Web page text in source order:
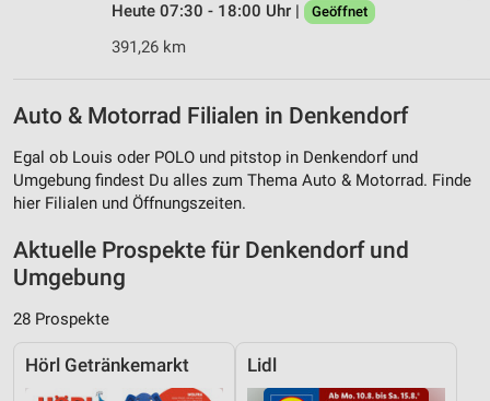
Heute 07:30 - 18:00 Uhr |
Geöffnet
391,26 km
Auto & Motorrad Filialen in Denkendorf
Egal ob Louis oder POLO und pitstop in Denkendorf und
Umgebung findest Du alles zum Thema Auto & Motorrad. Finde
hier Filialen und Öffnungszeiten.
Aktuelle Prospekte für Denkendorf und
Umgebung
28 Prospekte
Hörl Getränkemarkt Lidl